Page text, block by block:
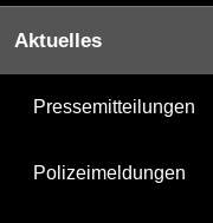
Aktuelles
Pressemitteilungen
Polizeimeldungen